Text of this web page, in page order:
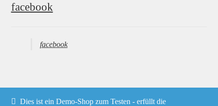
facebook
facebook
Dies ist ein Demo-Shop zum Testen - erfüllt die